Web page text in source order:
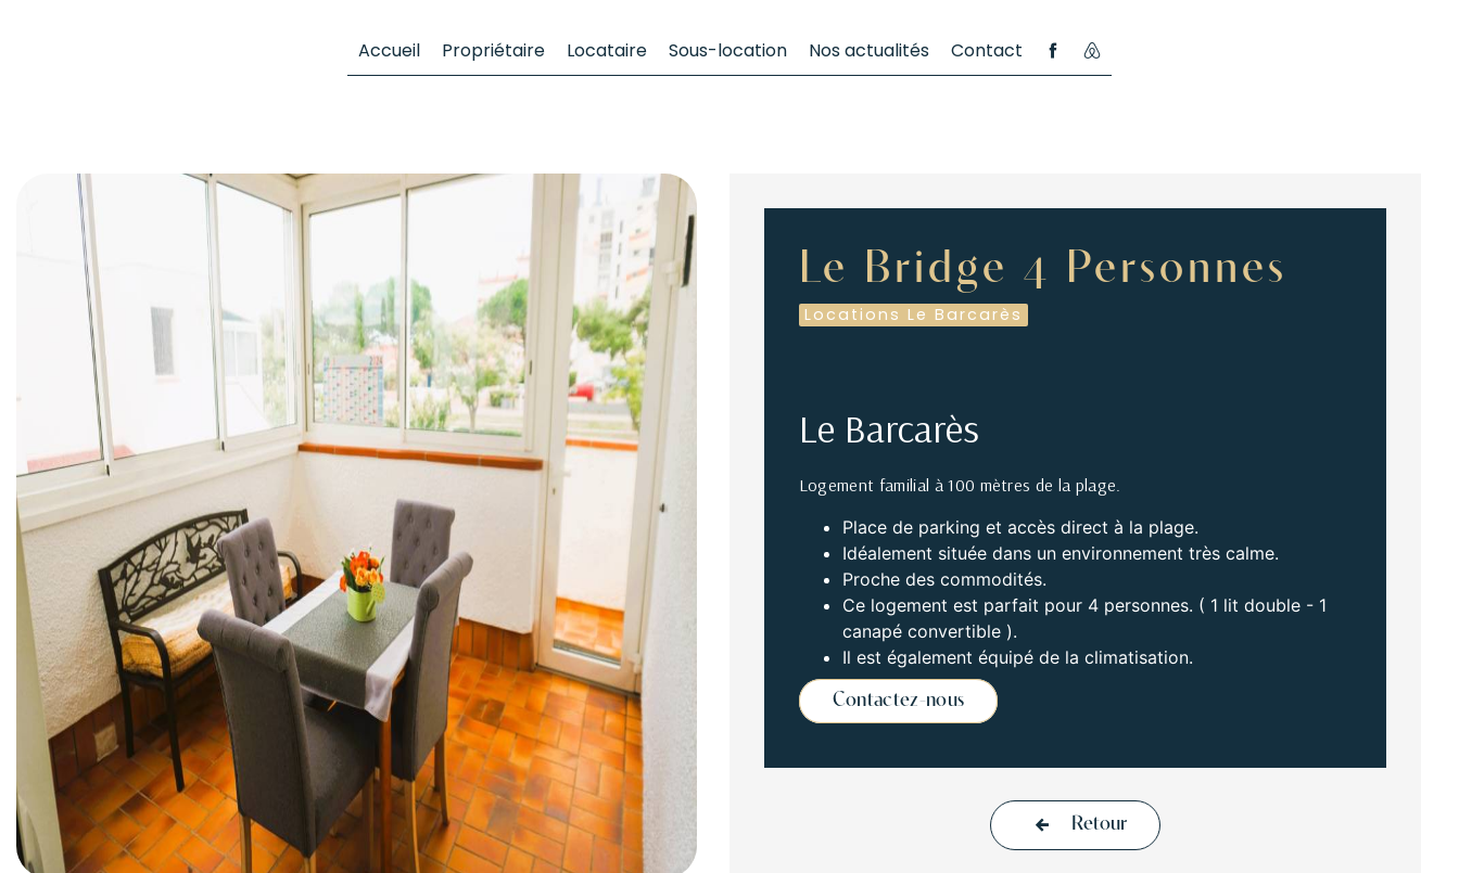
Accueil Propriétaire Locataire Sous-location Nos actualités Contact
Le Bridge 4 Personnes
Locations Le Barcarès
Le Barcarès
Logement familial à 100 mètres de la plage.
Place de parking et accès direct à la plage.
Idéalement située dans un environnement très calme.
Proche des commodités.
Ce logement est parfait pour 4 personnes. ( 1 lit double - 1
canapé convertible ).
Il est également équipé de la climatisation.
Contactez-nous
Retour